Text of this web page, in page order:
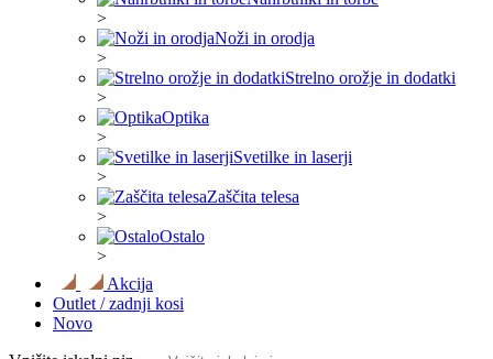
>
Noži in orodja
>
Strelno orožje in dodatki
>
Optika
>
Svetilke in laserji
>
Zaščita telesa
>
Ostalo
>
Akcija
Outlet / zadnji kosi
Novo